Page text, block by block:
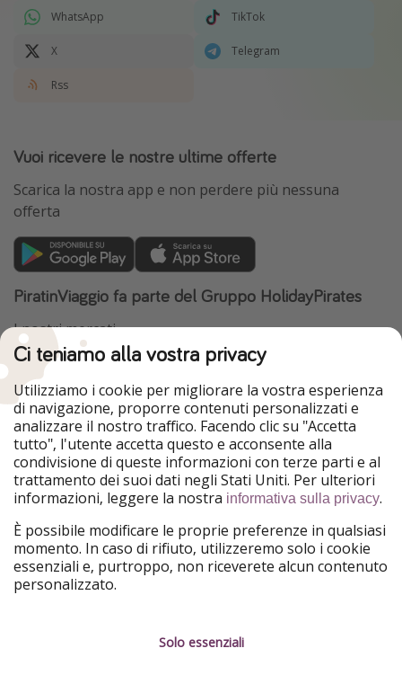
WhatsApp TikTok
X Telegram
Rss
Vuoi ricevere le nostre ultime offerte
Scarica la nostra app e non perdere più nessuna
offerta
PiratinViaggio fa parte del Gruppo HolidayPirates
I nostri mercati
HolidayPirates
VakantiePiraten
WakacyjniPiraci
Ferienpiraten
Urlaubspiraten
Urlaubspiraten
ViajerosPiratas
TravelPirates
Il nostro gruppo
HolidayPirates Group
Conoscici meglio
Chi siamo
Lavora con noi
Informazioni legali
Termini d' Uso
Ci teniamo alla vostra privacy
Utilizziamo i cookie per migliorare la vostra esperienza
di navigazione, proporre contenuti personalizzati e
analizzare il nostro traffico. Facendo clic su "Accetta
tutto", l'utente accetta questo e acconsente alla
condivisione di queste informazioni con terze parti e al
trattamento dei suoi dati negli Stati Uniti. Per ulteriori
informazioni, leggere la nostra informativa sulla privacy.
È possibile modificare le proprie preferenze in qualsiasi
momento. In caso di rifiuto, utilizzeremo solo i cookie
essenziali e, purtroppo, non riceverete alcun contenuto
personalizzato.
Solo essenziali